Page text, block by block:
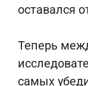
оставался
Теперь
самых